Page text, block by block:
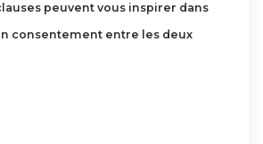
peuvent vous inspirer dans
consentement entre les deux